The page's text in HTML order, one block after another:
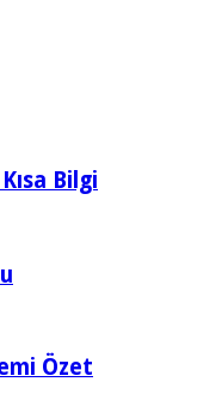
Bilgi
Özet